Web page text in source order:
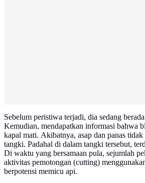
Sebelum peristiwa terjadi, dia sedang
Kemudian, mendapatkan informasi bahwa
kapal mati. Akibatnya, asap dan panas
tangki. Padahal di dalam tangki tersebut,
Di waktu yang bersamaan pula, sejumlah
aktivitas pemotongan (cutting)
berpotensi memicu api.